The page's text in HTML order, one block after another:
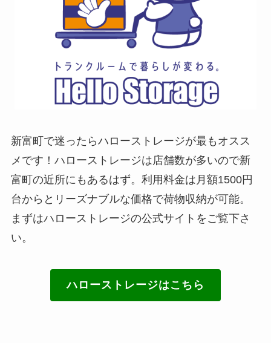
新富町で迷ったらハローストレージが最もオスス
メです！ハローストレージは店舗数が多いので新
富町の近所にもあるはず。利用料金は月額1500円
台からとリーズナブルな価格で荷物収納が可能。
まずはハローストレージの公式サイトをご覧下さ
い。
ハローストレージはこちら